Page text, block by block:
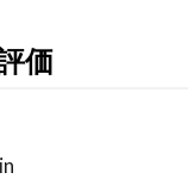
ィッド・レイ
デ・ガードナー
価